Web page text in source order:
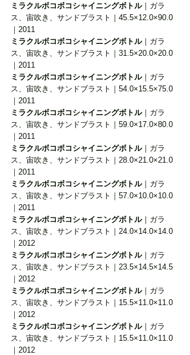
ミラクルボコボコシャイニングボトル｜ガラ
ス、宙吹き、サンドブラスト｜45.5×12.0×90.0
｜2011
ミラクルボコボコシャイニングボトル｜ガラ
ス、宙吹き、サンドブラスト｜31.5×20.0×20.0
｜2011
ミラクルボコボコシャイニングボトル｜ガラ
ス、宙吹き、サンドブラスト｜54.0×15.5×75.0
｜2011
ミラクルボコボコシャイニングボトル｜ガラ
ス、宙吹き、サンドブラスト｜59.0×17.0×80.0
｜2011
ミラクルボコボコシャイニングボトル｜ガラ
ス、宙吹き、サンドブラスト｜28.0×21.0×21.0
｜2011
ミラクルボコボコシャイニングボトル｜ガラ
ス、宙吹き、サンドブラスト｜57.0×10.0×10.0
｜2011
ミラクルボコボコシャイニングボトル｜ガラ
ス、宙吹き、サンドブラスト｜24.0×14.0×14.0
｜2012
ミラクルボコボコシャイニングボトル｜ガラ
ス、宙吹き、サンドブラスト｜23.5×14.5×14.5
｜2012
ミラクルボコボコシャイニングボトル｜ガラ
ス、宙吹き、サンドブラスト｜15.5×11.0×11.0
｜2012
ミラクルボコボコシャイニングボトル｜ガラ
ス、宙吹き、サンドブラスト｜15.5×11.0×11.0
｜2012